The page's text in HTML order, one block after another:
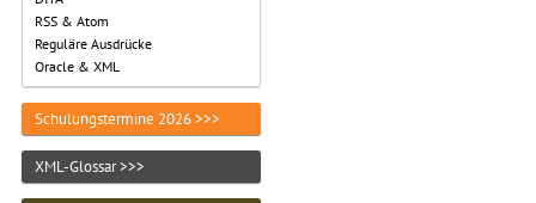
RSS & Atom
Reguläre Ausdrücke
Oracle & XML
Schulungstermine 2026 >>>
XML-Glossar >>>